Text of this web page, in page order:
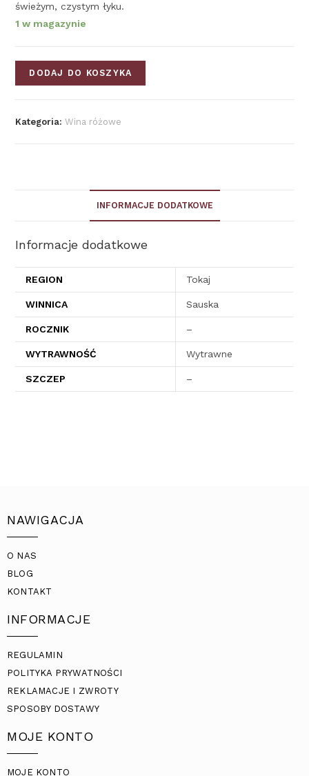
świeżym, czystym łyku.
1 w magazynie
DODAJ DO KOSZYKA
Kategoria:Wina różowe
INFORMACJE DODATKOWE
Informacje dodatkowe
REGION Tokaj
WINNICA Sauska
ROCZNIK –
WYTRAWNOŚĆ Wytrawne
SZCZEP –
NAWIGACJA
O NAS
BLOG
KONTAKT
INFORMACJE
REGULAMIN
POLITYKA PRYWATNOŚCI
REKLAMACJE I ZWROTY
SPOSOBY DOSTAWY
MOJE KONTO
MOJE KONTO